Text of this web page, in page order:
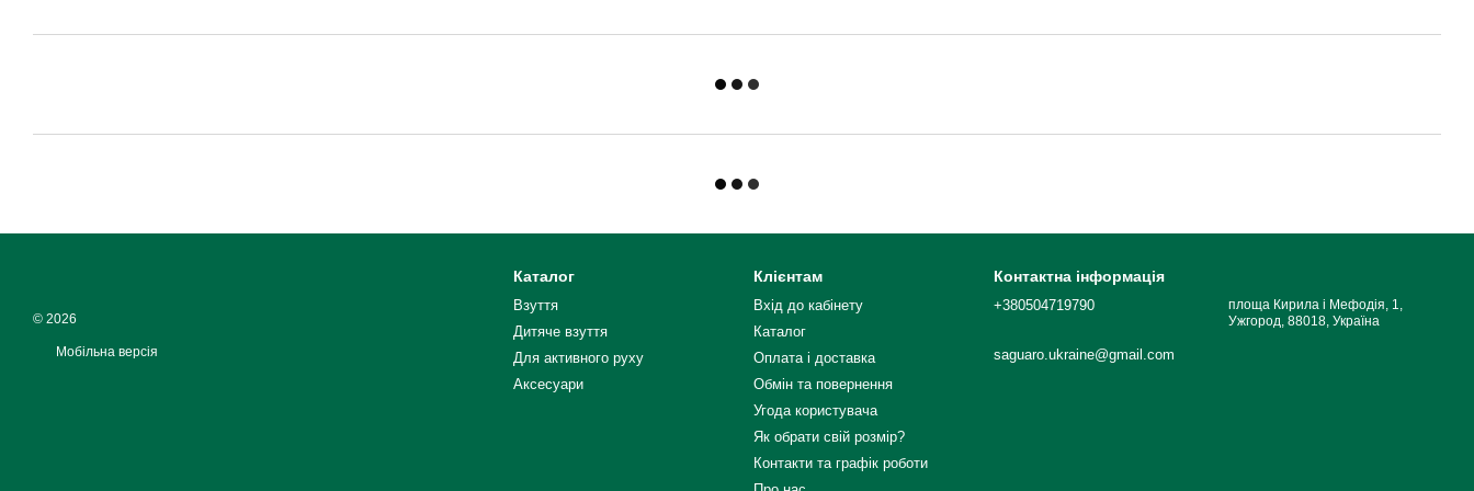
© 2026
Мобільна версія
Каталог
Взуття
Дитяче взуття
Для активного руху
Аксесуари
Клієнтам
Вхід до кабінету
Каталог
Оплата і доставка
Обмін та повернення
Угода користувача
Як обрати свій розмір?
Контакти та графік роботи
Контактна інформація
+380504719790
saguaro.ukraine@gmail.com
площа Кирила і Мефодія, 1,
Ужгород, 88018, Україна